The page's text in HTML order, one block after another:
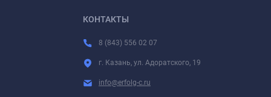
КОНТАКТЫ
8 (843) 556 02 07
г. Казань, ул. Адоратского, 19
info@erfolg-c.ru